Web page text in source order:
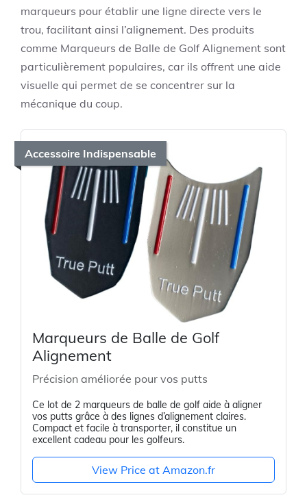
marqueurs pour établir une ligne directe vers le
trou, facilitant ainsi l’alignement. Des produits
comme Marqueurs de Balle de Golf Alignement sont
particulièrement populaires, car ils offrent une aide
visuelle qui permet de se concentrer sur la
mécanique du coup.
Accessoire Indispensable
Marqueurs de Balle de Golf
Alignement
Précision améliorée pour vos putts
Ce lot de 2 marqueurs de balle de golf aide à aligner
vos putts grâce à des lignes d’alignement claires.
Compact et facile à transporter, il constitue un
excellent cadeau pour les golfeurs.
View Price at Amazon.fr